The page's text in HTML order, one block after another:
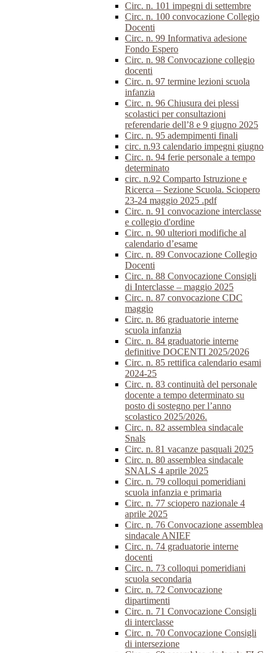
Circ. n. 101 impegni di settembre
Circ. n. 100 convocazione Collegio
Docenti
Circ. n. 99 Informativa adesione
Fondo Espero
Circ. n. 98 Convocazione collegio
docenti
Circ. n. 97 termine lezioni scuola
infanzia
Circ. n. 96 Chiusura dei plessi
scolastici per consultazioni
referendarie dell’8 e 9 giugno 2025
Circ. n. 95 adempimenti finali
circ. n.93 calendario impegni giugno
Circ. n. 94 ferie personale a tempo
determinato
circ. n.92 Comparto Istruzione e
Ricerca – Sezione Scuola. Sciopero
23-24 maggio 2025 .pdf
Circ. n. 91 convocazione interclasse
e collegio d'ordine
Circ. n. 90 ulteriori modifiche al
calendario d’esame
Circ. n. 89 Convocazione Collegio
Docenti
Circ. n. 88 Convocazione Consigli
di Interclasse – maggio 2025
Circ. n. 87 convocazione CDC
maggio
Circ. n. 86 graduatorie interne
scuola infanzia
Circ. n. 84 graduatorie interne
definitive DOCENTI 2025/2026
Circ. n. 85 rettifica calendario esami
2024-25
Circ. n. 83 continuità del personale
docente a tempo determinato su
posto di sostegno per l’anno
scolastico 2025/2026.
Circ. n. 82 assemblea sindacale
Snals
Circ. n. 81 vacanze pasquali 2025
Circ. n. 80 assemblea sindacale
SNALS 4 aprile 2025
Circ. n. 79 colloqui pomeridiani
scuola infanzia e primaria
Circ. n. 77 sciopero nazionale 4
aprile 2025
Circ. n. 76 Convocazione assemblea
sindacale ANIEF
Circ. n. 74 graduatorie interne
docenti
Circ. n. 73 colloqui pomeridiani
scuola secondaria
Circ. n. 72 Convocazione
dipartimenti
Circ. n. 71 Convocazione Consigli
di interclasse
Circ. n. 70 Convocazione Consigli
di intersezione